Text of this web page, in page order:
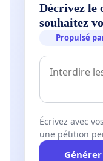
Décrivez le
souhaitez
Propulsé
Écrivez avec
une pétition